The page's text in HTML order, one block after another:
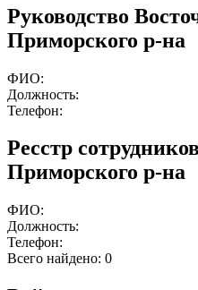
Руководство
Приморского р-на
ФИО:
Должность:
Телефон:
Ресстр
Приморского р-на
ФИО:
Должность:
Телефон:
Всего найдено: 0